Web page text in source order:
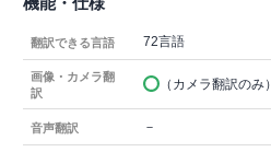
翻訳できる言語 72言語
画像・カメラ翻
訳
（カメラ翻訳のみ）
音声翻訳 －